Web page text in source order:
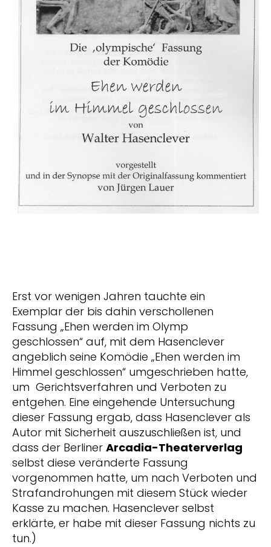
Erst vor wenigen Jahren tauchte ein
Exemplar der bis dahin verschollenen
Fassung „Ehen werden im Olymp
geschlossen“ auf, mit dem Hasenclever
angeblich seine Komödie „Ehen werden im
Himmel geschlossen“ umgeschrieben hatte,
um Gerichtsverfahren und Verboten zu
entgehen. Eine eingehende Untersuchung
dieser Fassung ergab, dass Hasenclever als
Autor mit Sicherheit auszuschließen ist, und
dass der Berliner Arcadia-Theaterverlag
selbst diese veränderte Fassung
vorgenommen hatte, um nach Verboten und
Strafandrohungen mit diesem Stück wieder
Kasse zu machen. Hasenclever selbst
erklärte, er habe mit dieser Fassung nichts zu
tun.)